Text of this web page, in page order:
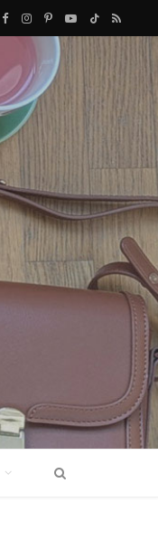
F
c
o
k
I
s
g
a
P
r
Y
b
e
T
k
R